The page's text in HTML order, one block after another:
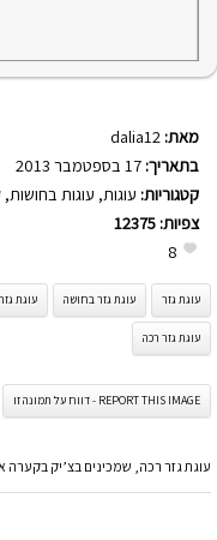
מאת: dalia12
בתאריך:
קטגוריות: עוגות, עוגות בחושות,
צפיות: 12375
8
עוגת גזר עוגת גזר בחושה עוגת
עוגת גזר רכה
REPORT THIS IMAGE - דווח על תמונה זו
עוגת גזר רכה, שמכינים בצ’יק בקערה